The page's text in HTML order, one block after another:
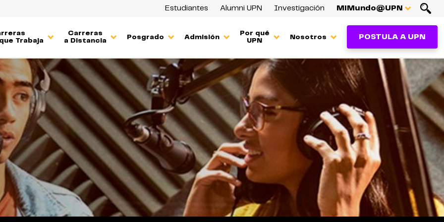
Estudiantes Alumni UPN Investigación MiMundo@UPN
Trabaja
Carreras
a Distancia
Posgrado Admisión
Por qué
UPN
Nosotros POSTULA A UPN